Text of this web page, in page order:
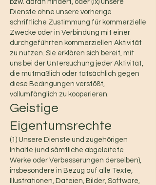
bzw. daran hindert, oder (ix) unsere
Dienste ohne unsere vorherige
schriftliche Zustimmung für kommerzielle
Zwecke oder in Verbindung mit einer
durchgeführten kommerziellen Aktivität
zu nutzen. Sie erklären sich bereit, mit
uns bei der Untersuchung jeder Aktivität,
die mutmaßlich oder tatsächlich gegen
diese Bedingungen verstößt,
vollumfänglich zu kooperieren.
Geistige
Eigentumsrechte
(1) Unsere Dienste und zugehörigen
Inhalte (und sämtliche abgeleitete
Werke oder Verbesserungen derselben),
insbesondere in Bezug auf alle Texte,
Illustrationen, Dateien, Bilder, Software,